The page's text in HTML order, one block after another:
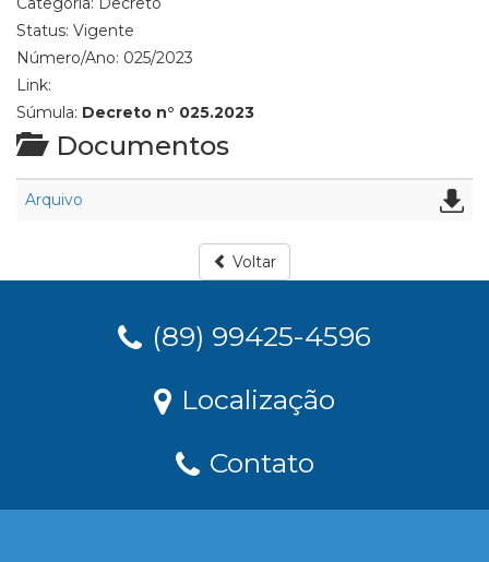
Status: Vigente
Número/Ano: 025/2023
Link:
Súmula: Decreto n° 025.2023
Documentos
Arquivo
Voltar
(89) 99425-4596
Localização
Contato